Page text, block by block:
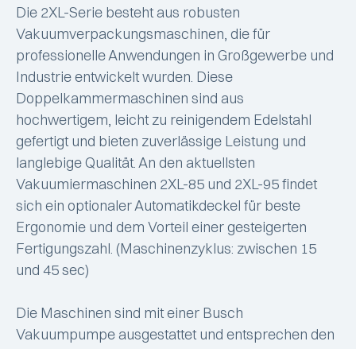
Die 2XL-Serie besteht aus robusten
Vakuumverpackungsmaschinen, die für
professionelle Anwendungen in Großgewerbe und
Industrie entwickelt wurden. Diese
Doppelkammermaschinen sind aus
hochwertigem, leicht zu reinigendem Edelstahl
gefertigt und bieten zuverlässige Leistung und
langlebige Qualität. An den aktuellsten
Vakuumiermaschinen 2XL-85 und 2XL-95 findet
sich ein optionaler Automatikdeckel für beste
Ergonomie und dem Vorteil einer gesteigerten
Fertigungszahl. (Maschinenzyklus: zwischen 15
und 45 sec)
Die Maschinen sind mit einer Busch
Vakuumpumpe ausgestattet und entsprechen den